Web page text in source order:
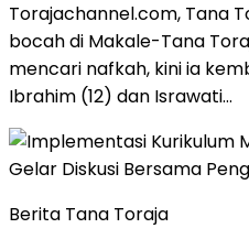
Torajachannel.com, Tana
bocah di Makale-Tana
mencari nafkah, kini ia
Ibrahim (12) dan Israwati…
Berita Tana Toraja